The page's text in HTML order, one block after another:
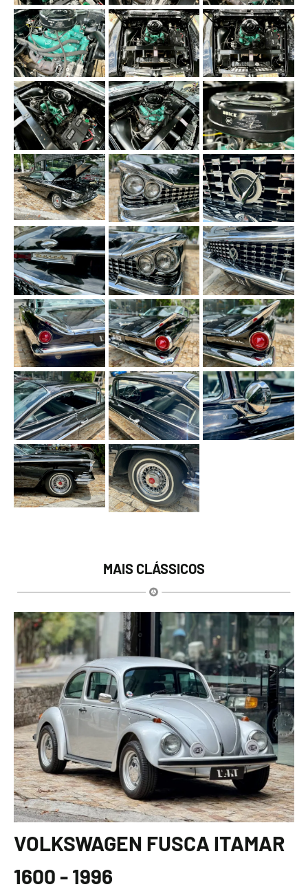
MAIS CLÁSSICOS
VOLKSWAGEN FUSCA ITAMAR
1600 - 1996